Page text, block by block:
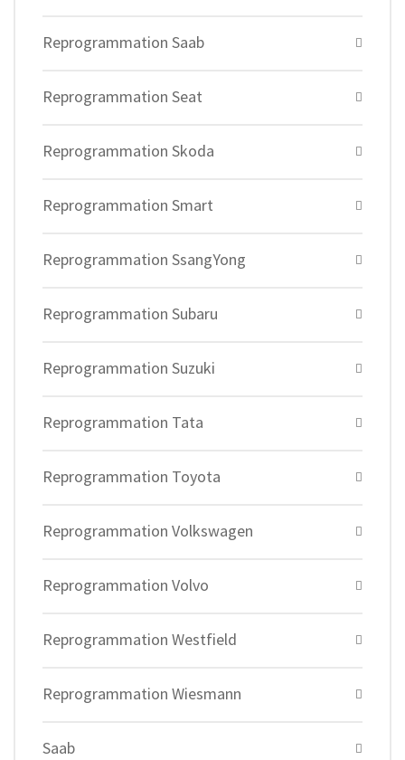
Reprogrammation Saab
Reprogrammation Seat
Reprogrammation Skoda
Reprogrammation Smart
Reprogrammation SsangYong
Reprogrammation Subaru
Reprogrammation Suzuki
Reprogrammation Tata
Reprogrammation Toyota
Reprogrammation Volkswagen
Reprogrammation Volvo
Reprogrammation Westfield
Reprogrammation Wiesmann
Saab